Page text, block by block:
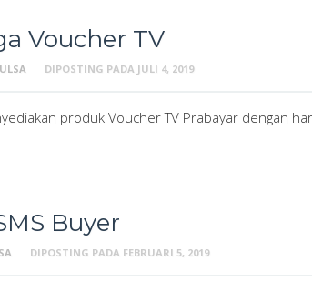
Voucher TV
DIPOSTING PADA JULI 4, 2019
produk Voucher TV Prabayar dengan
Buyer
DIPOSTING PADA FEBRUARI 5, 2019